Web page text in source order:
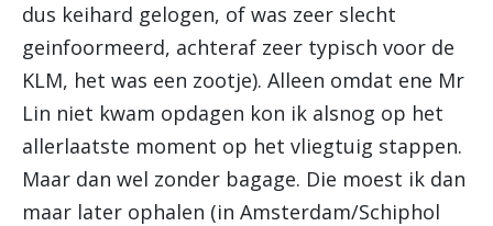
dus keihard gelogen, of was zeer slecht
geinfoormeerd, achteraf zeer typisch voor de
KLM, het was een zootje). Alleen omdat ene Mr
Lin niet kwam opdagen kon ik alsnog op het
allerlaatste moment op het vliegtuig stappen.
Maar dan wel zonder bagage. Die moest ik dan
maar later ophalen (in Amsterdam/Schiphol